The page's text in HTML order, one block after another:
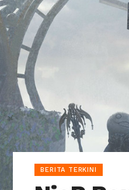
BERITA TERKINI